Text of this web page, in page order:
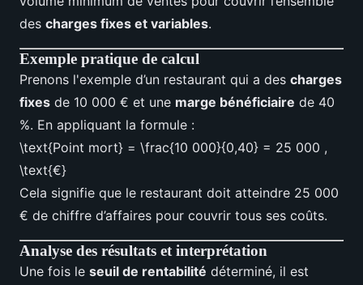
des charges fixes et variables.
Exemple pratique de calcul
Prenons l'exemple d’un restaurant qui a des charges
fixes de 10 000 € et une marge bénéficiaire de 40
%. En appliquant la formule :
\text{Point mort} = \frac{10 000}{0,40} = 25 000 ,
\text{€}
Cela signifie que le restaurant doit atteindre 25 000
€ de chiffre d’affaires pour couvrir tous ses coûts.
Analyse des résultats et interprétation
Une fois le seuil de rentabilité déterminé, il est